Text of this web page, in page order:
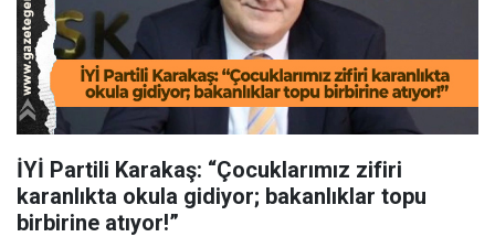
İYİ Partili Karakaş: “Çocuklarımız zifiri
karanlıkta okula gidiyor; bakanlıklar topu
birbirine atıyor!”